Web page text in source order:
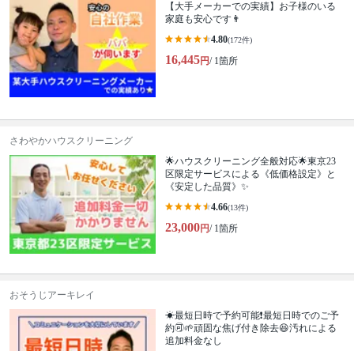
【大手メーカーでの実績】お子様のいる
家庭も安心です👨
4.80(172件)
16,445円/ 1箇所
さわやかハウスクリーニング
🌟ハウスクリーニング全般対応🌟東京23
区限定サービスによる《低価格設定》と
《安定した品質》✨
4.66(13件)
23,000円/ 1箇所
おそうじアーキレイ
☀最短日時で予約可能❗最短日時でのご予
約🉑🌱頑固な焦げ付き除去😆汚れによる
追加料金なし